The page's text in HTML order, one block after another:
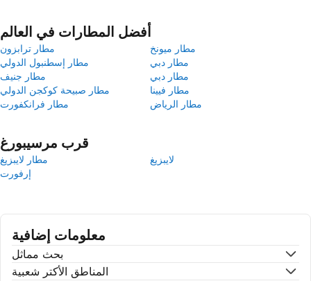
أفضل المطارات في العالم
مطار ترابزون
مطار ميونخ
مطار إسطنبول الدولي
مطار دبي
مطار جنيف
مطار دبي
مطار صبيحة كوكجن الدولي
مطار فيينا
مطار فرانكفورت
مطار الرياض
قرب مرسيبورغ
مطار لايبزيغ
لايبزيغ
إرفورت
معلومات إضافية
بحث مماثل
المناطق الأكتر شعبية